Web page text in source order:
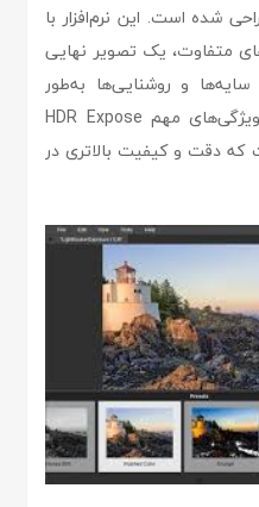
شده است. این نرم‌افزار با
متفاوت، یک تصویر نهایی
و روشنایی‌ها به‌طور
همزمان حفظ می‌نماید. یکی از ویژگی‌های مهم HDR Expose
۳۲ بیتی است که دقت و کیفیت بالاتری در